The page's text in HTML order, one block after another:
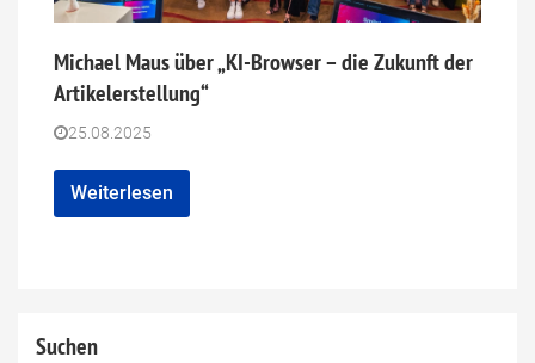
Michael Maus über „KI-Browser – die Zukunft der
Artikelerstellung“
25.08.2025
Weiterlesen
Suchen